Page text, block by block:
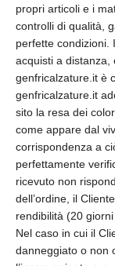
propri articoli e i
controlli di qualità,
perfette condizioni.
acquisti a distanza,
genfricalzature.it è
genfricalzature.it
sito la resa dei
come appare dal
corrispondenza a
perfettamente
ricevuto non
dell’ordine, il
rendibilità (20
Nel caso in cui il
danneggiato o non